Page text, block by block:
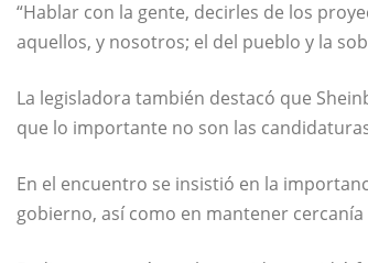
“Hablar con la gente, decirles de los
aquellos, y nosotros; el del pueblo y la
La legisladora también destacó que
que lo importante no son las
En el encuentro se insistió en la
gobierno, así como en mantener